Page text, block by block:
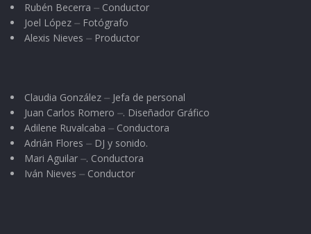
Rubén Becerra ⏤ Conductor
Joel López ⏤ Fotógrafo
Alexis Nieves ⏤ Productor
Claudia González ⏤ Jefa de personal
Juan Carlos Romero ⏤. Diseñador Gráfico
Adilene Ruvalcaba ⏤ Conductora
Adrián Flores ⏤ DJ y sonido.
Mari Aguilar ⏤. Conductora
Iván Nieves ⏤ Conductor